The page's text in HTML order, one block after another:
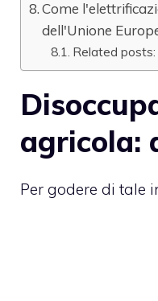
Come
dell'Unione
Related posts:
agricola:
Per godere di tale